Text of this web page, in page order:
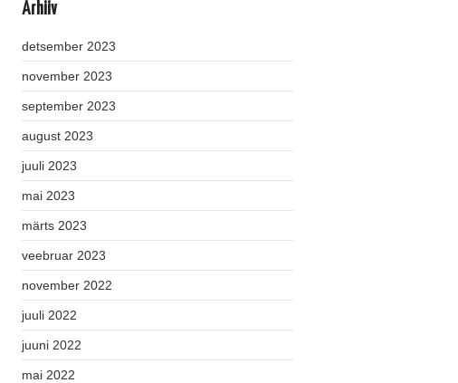
Arhiiv
detsember 2023
november 2023
september 2023
august 2023
juuli 2023
mai 2023
märts 2023
veebruar 2023
november 2022
juuli 2022
juuni 2022
mai 2022